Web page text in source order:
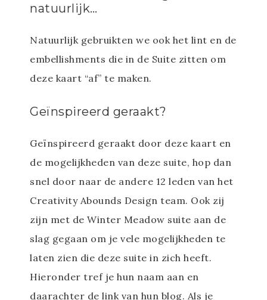
natuurlijk…
Natuurlijk gebruikten we ook het lint en de
embellishments die in de Suite zitten om
deze kaart “af” te maken.
Geïnspireerd geraakt?
Geïnspireerd geraakt door deze kaart en
de mogelijkheden van deze suite, hop dan
snel door naar de andere 12 leden van het
Creativity Abounds Design team. Ook zij
zijn met de Winter Meadow suite aan de
slag gegaan om je vele mogelijkheden te
laten zien die deze suite in zich heeft.
Hieronder tref je hun naam aan en
daarachter de link van hun blog. Als je